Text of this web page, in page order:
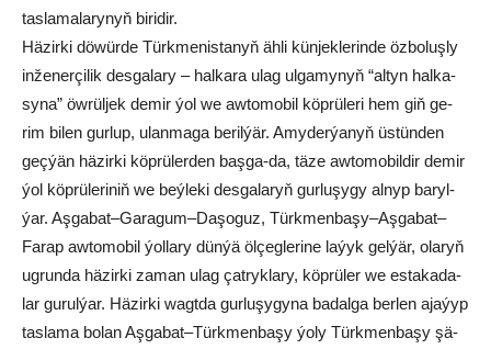
tas­la­ma­la­ry­nyň bi­ri­dir.
Hä­zir­ki dö­wür­de Türk­me­nis­ta­nyň äh­li kün­jek­le­rin­de öz­bo­luş­ly
in­že­ner­çi­lik des­ga­la­ry – hal­ka­ra ulag ul­ga­my­nyň “al­tyn hal­ka­
sy­na” öw­rül­jek de­mir ýol we aw­to­mo­bil köp­rü­le­ri hem giň ge­
rim bi­len gur­lup, ulan­ma­ga be­ril­ýär. Amy­der­ýa­nyň üs­tün­den
geç­ýän hä­zir­ki köp­rü­ler­den baş­ga-da, tä­ze aw­to­mo­bil­dir de­mir
ýol köp­rü­le­ri­niň we beý­le­ki des­ga­la­ryň gur­lu­şy­gy al­nyp ba­ryl­
ýar. Aş­ga­bat–Ga­ra­gum–Da­şo­guz, Türk­men­ba­şy–Aş­ga­bat–
Fa­rap aw­to­mo­bil ýol­la­ry dün­ýä öl­çeg­le­ri­ne la­ýyk gel­ýär, ola­ryň
ug­run­da hä­zir­ki za­man ulag çat­ryk­la­ry, köp­rü­ler we es­ta­ka­da­
lar gu­rul­ýar. Hä­zir­ki wagt­da gur­lu­şy­gy­na ba­dal­ga ber­len aja­ýyp
tas­la­ma bo­lan Aş­ga­bat–Türk­men­ba­şy ýo­ly Türk­men­ba­şy şä­